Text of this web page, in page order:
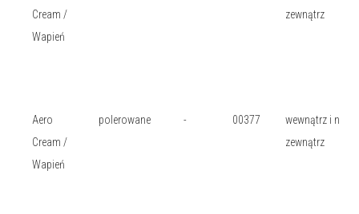
Cream /
Wapień
zewnątrz
Aero
Cream /
Wapień
polerowane - 00377
wewnątrz i na
zewnątrz